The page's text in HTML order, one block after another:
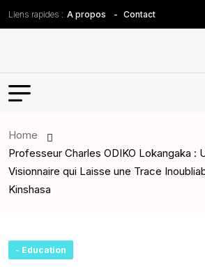
Liens rapides : A propos Contact
Home
Professeur Charles ODIKO Lokangaka :
Visionnaire qui Laisse une Trace
Kinshasa
- Education